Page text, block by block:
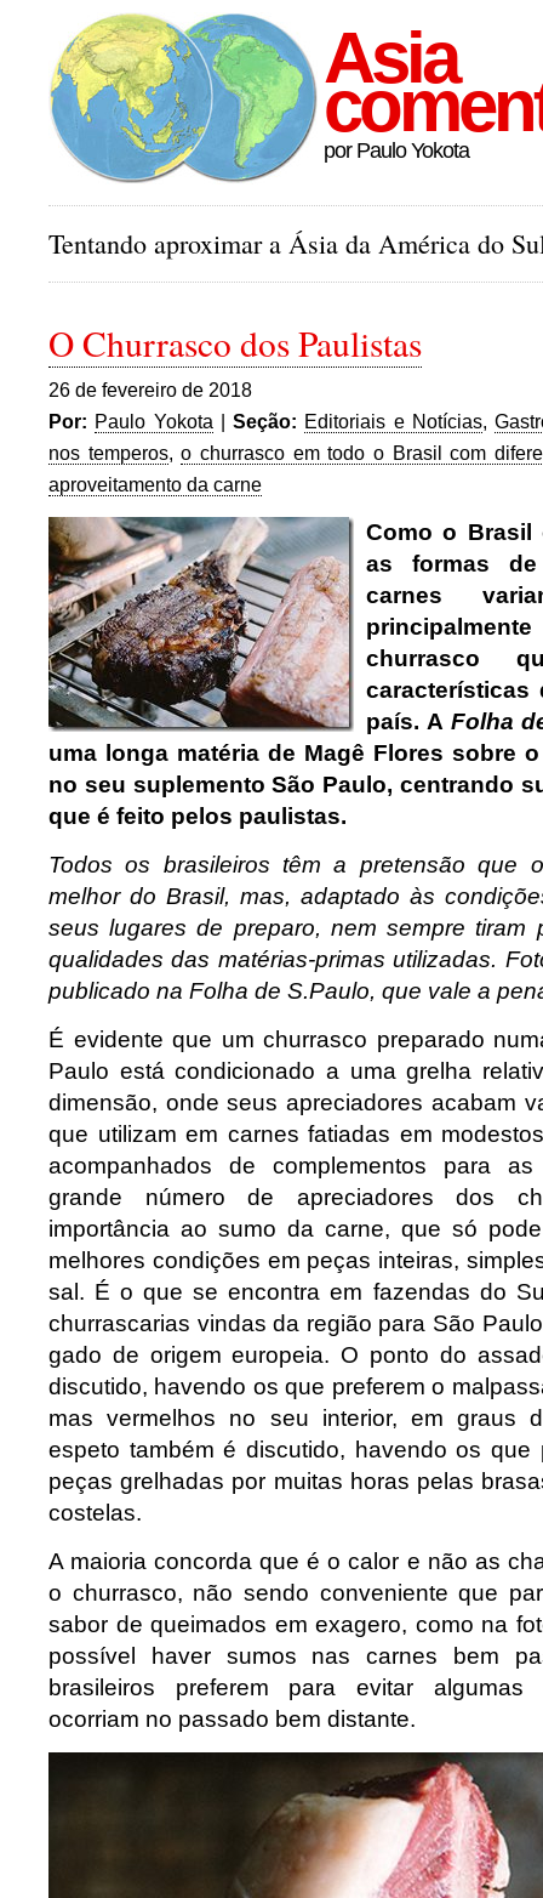
Asia
por Paulo Yokota
Tentando aproximar a Ásia da América do
O Churrasco dos Paulistas
26 de fevereiro de 2018
Por: Paulo Yokota |Seção: Editoriais e Notícias,
nos temperos,o churrasco em todo o Brasil com
aproveitamento da carne
Como o Brasil
as formas de
carnes
churrasco
características
país. A Folha
uma longa matéria de Magê Flores sobre
no seu suplemento São Paulo, centrando
que é feito pelos paulistas.
Todos os brasileiros têm a pretensão que
melhor do Brasil, mas, adaptado às
seus lugares de preparo, nem sempre tiram
qualidades das matérias-primas utilizadas.
publicado na Folha de S.Paulo, que vale a
É evidente que um churrasco preparado
Paulo está condicionado a uma grelha
dimensão, onde seus apreciadores acabam
que utilizam em carnes fatiadas em
acompanhados de complementos para
grande número de apreciadores dos
importância ao sumo da carne, que só
melhores condições em peças inteiras,
sal. É o que se encontra em fazendas do
churrascarias vindas da região para São
gado de origem europeia. O ponto do
discutido, havendo os que preferem o
mas vermelhos no seu interior, em graus
espeto também é discutido, havendo os que
peças grelhadas por muitas horas pelas
costelas.
A maioria concorda que é o calor e não as
o churrasco, não sendo conveniente que
sabor de queimados em exagero, como na
possível haver sumos nas carnes bem
brasileiros preferem para evitar algumas
ocorriam no passado bem distante.